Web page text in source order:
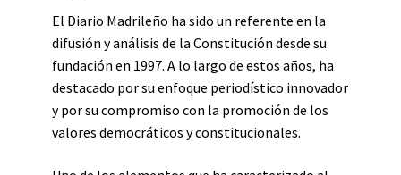
El Diario Madrileño ha sido un referente en la
difusión y análisis de la Constitución desde su
fundación en 1997. A lo largo de estos años, ha
destacado por su enfoque periodístico innovador
y por su compromiso con la promoción de los
valores democráticos y constitucionales.